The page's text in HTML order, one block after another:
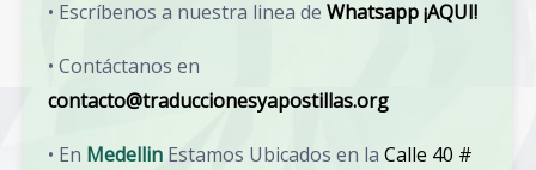
• Escríbenos a nuestra linea de Whatsapp ¡AQUI!
• Contáctanos en
contacto@traduccionesyapostillas.org
• En Medellin Estamos Ubicados en la Calle 40 #